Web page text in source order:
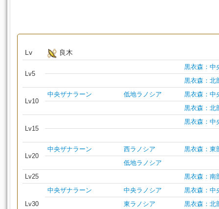
Lv 良木
Lv5
黒衣森：中
黒衣森：北
Lv10
中央ザナラーン 低地ラノシア
黒衣森：中
黒衣森：北
Lv15
黒衣森：中
Lv20
中央ザナラーン 西ラノシア
黒衣森：東
低地ラノシア
Lv25
黒衣森：南
Lv30
中央ザナラーン 中央ラノシア
黒衣森：中
東ラノシア
黒衣森：北